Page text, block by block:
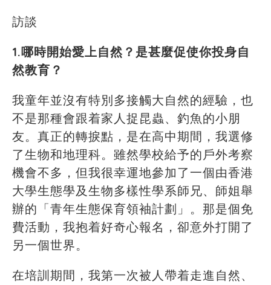
訪談
1.哪時開始愛上自然？是甚麼促使你投身自
然教育？
我童年並沒有特別多接觸大自然的經驗，也
不是那種會跟着家人捉昆蟲、釣魚的小朋
友。真正的轉捩點，是在高中期間，我選修
了生物和地理科。雖然學校給予的戶外考察
機會不多，但我很幸運地參加了一個由香港
大學生態學及生物多樣性學系師兄、師姐舉
辦的「青年生態保育領袖計劃」。那是個免
費活動，我抱着好奇心報名，卻意外打開了
另一個世界。
在培訓期間，我第一次被人帶着走進自然、